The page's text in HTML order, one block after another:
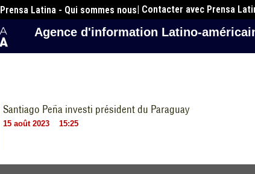
Prensa Latina - Qui sommes nous| Contacter avec Prensa
Agence d'information Latino-
Santiago Peña investi président du Paraguay
15 août 2023 15:25